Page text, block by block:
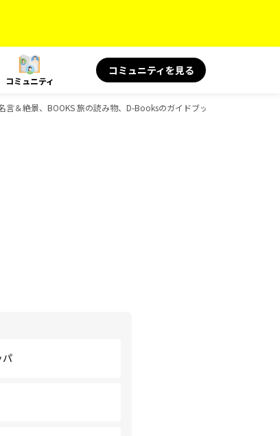
コミュニティ
コミュニティを見る
＆絶景、BOOKS 旅の読み物、D-Booksのガイドブック一覧
パ